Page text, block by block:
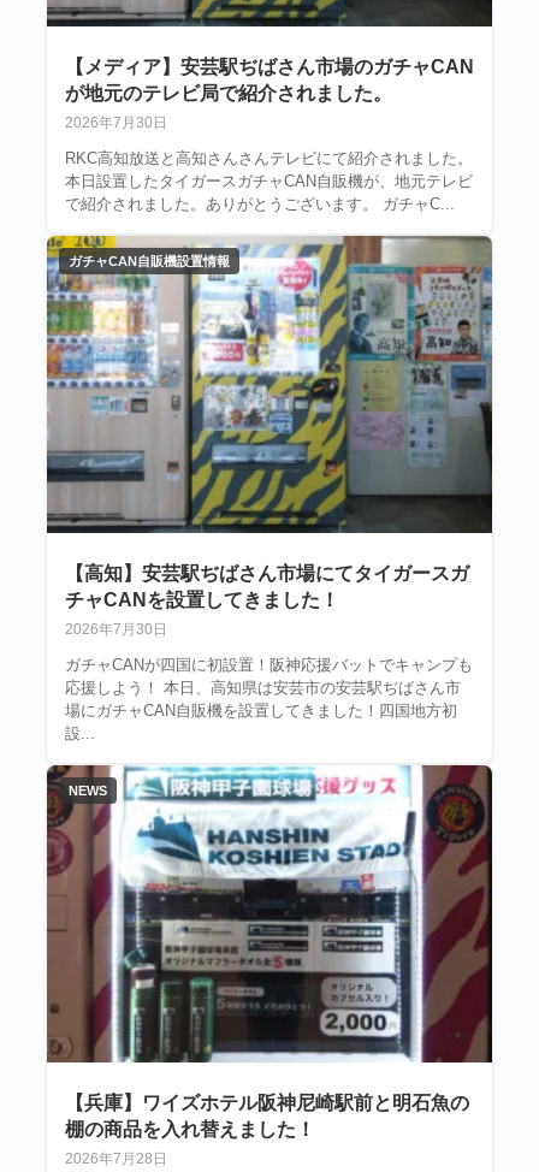
【メディア】安芸駅ぢばさん市場のガチャCAN
が地元のテレビ局で紹介されました。
2026年7月30日
RKC高知放送と高知さんさんテレビにて紹介されました。
本日設置したタイガースガチャCAN自販機が、地元テレビ
で紹介されました。ありがとうございます。 ガチャC...
ガチャCAN自販機設置情報
【高知】安芸駅ぢばさん市場にてタイガースガ
チャCANを設置してきました！
2026年7月30日
ガチャCANが四国に初設置！阪神応援バットでキャンプも
応援しよう！ 本日、高知県は安芸市の安芸駅ぢばさん市
場にガチャCAN自販機を設置してきました！四国地方初
設...
NEWS
【兵庫】ワイズホテル阪神尼崎駅前と明石魚の
棚の商品を入れ替えました！
2026年7月28日